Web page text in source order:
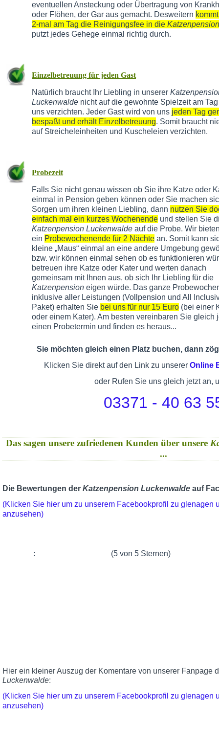
eventuellen Ansteckung oder Übertragung von
oder Flöhen, der Gar aus gemacht. Desweitern
2-mal am Tag die Reinigungsfee in die Katzenpension
putzt jedes Gehege einmal richtig durch.
Einzelbetreuung für jeden Gast
Natürlich braucht Ihr Liebling in unserer
Luckenwalde nicht auf die gewohnte Spielzeit am
uns verzichten. Jeder Gast wird von uns jeden Tag
bespaßt und erhält Einzelbetreuung. Somit braucht
auf Streicheleinheiten und Kuscheleien verzichten.
Probezeit
Falls Sie nicht genau wissen ob Sie ihre Katze oder
einmal in Pension geben können oder Sie machen
Sorgen um ihren kleinen Liebling, dann nutzen Sie
einfach mal ein kurzes Wochenende und stellen Sie
Katzenpension Luckenwalde auf die Probe. Wir
ein Probewochenende für 2 Nächte an. Somit kann
kleine „Maus“ einmal an eine andere Umgebung
bzw. wir können einmal sehen ob es funktionieren
betreuen ihre Katze oder Kater und werten danach
gemeinsam mit Ihnen aus, ob sich Ihr Liebling für die
Katzenpension eigen würde. Das ganze
inklusive aller Leistungen (Vollpension und All
Paket) erhalten Sie bei uns für nur 15 Euro (bei einer
oder einem Kater). Am besten vereinbaren Sie gleich
einen Probetermin und finden es heraus...
Sie möchten gleich einen Platz buchen, dann
Klicken Sie direkt auf den Link zu unserer Online
oder Rufen Sie uns gleich jetzt an,
03371 - 40 63
Das sagen unsere zufriedenen Kunden über unsere
...
Die Bewertungen der Katzenpension Luckenwalde auf
(Klicken Sie hier um zu unserem Facebookprofil zu glenagen
anzusehen)
: (5 von 5 Sternen)
Hier ein kleiner Auszug der Komentare von unserer Fanpage
Luckenwalde:
(Klicken Sie hier um zu unserem Facebookprofil zu glenagen
anzusehen)